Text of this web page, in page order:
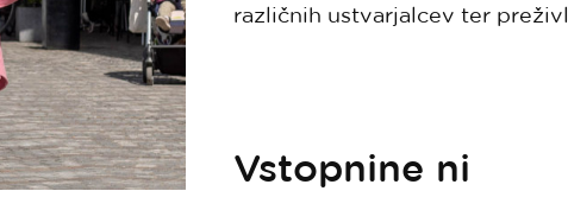
različnih ustvarjalcev ter
Vstopnine ni